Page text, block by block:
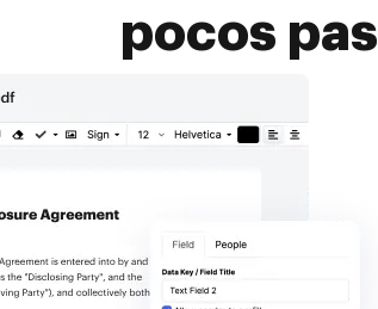
pocos